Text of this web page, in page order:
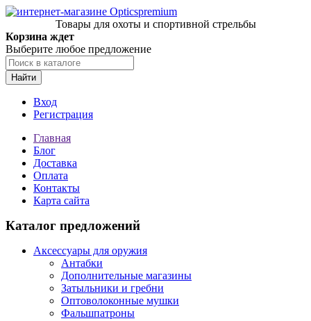
Товары для охоты и спортивной стрельбы
Корзина ждет
Выберите любое предложение
Найти
Вход
Регистрация
Главная
Блог
Доставка
Оплата
Контакты
Карта сайта
Каталог предложений
Аксессуары для оружия
Антабки
Дополнительные магазины
Затыльники и гребни
Оптоволоконные мушки
Фальшпатроны